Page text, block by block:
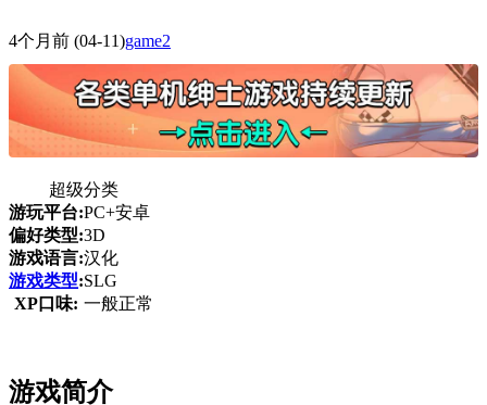
4个月前 (04-11)game2
超级分类
游玩平台:PC+安卓
偏好类型:3D
游戏语言:汉化
游戏类型:SLG
XP口味: 一般正常
游戏简介